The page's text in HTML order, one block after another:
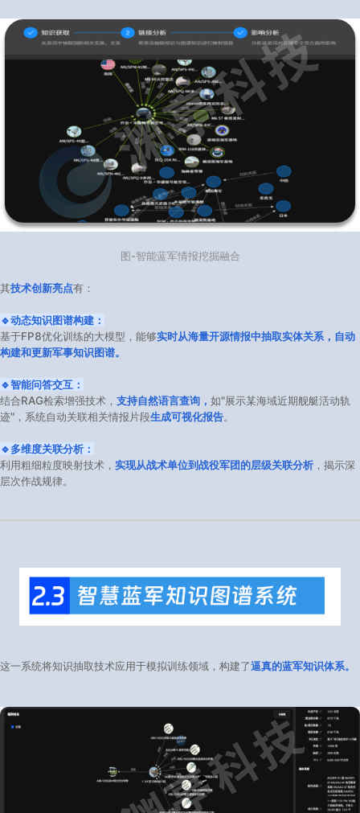
图-智能蓝军情报挖掘融合
其技术创新亮点有：
🔹动态知识图谱构建：
基于FP8优化训练的大模型，能够实时从海量开源情报中抽取实体关系，自动
构建和更新军事知识图谱。
🔹智能问答交互：
结合RAG检索增强技术， 支持自然语言查询， 如"展示某海域近期舰艇活动轨
迹"，系统自动关联相关情报片段生成可视化报告。
🔹多维度关联分析：
利用粗细粒度映射技术， 实现从战术单位到战役军团的层级关联分析 ，揭示深
层次作战规律。
这一系统将知识抽取技术应用于模拟训练领域，构建了逼真的蓝军知识体系。